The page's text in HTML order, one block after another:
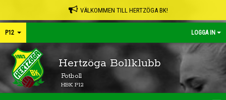
VÄLKOMMEN TILL HERTZÖGA BK!
P12 LOGGA IN
Hertzöga Bollklubb
Fotboll
HBK P12